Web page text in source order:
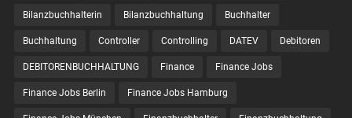
Bilanzbuchhalterin Bilanzbuchhaltung Buchhalter
Buchhaltung Controller Controlling DATEV Debitoren
DEBITORENBUCHHALTUNG Finance Finance Jobs
Finance Jobs Berlin Finance Jobs Hamburg